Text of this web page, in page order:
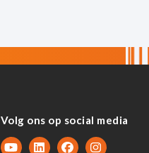
Volg ons op social media